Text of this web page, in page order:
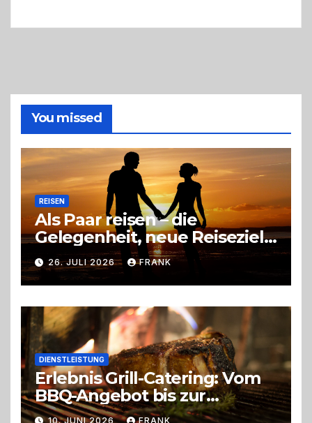
du
richtige
Entscheidung
You missed
REISEN
Als Paar reisen – die
Gelegenheit, neue Reiseziele
zu entdecken
26. JULI 2026 FRANK
DIENSTLEISTUNG
Erlebnis Grill-Catering: Vom
BBQ-Angebot bis zur
perfekten Eventorganisation
10. JUNI 2026 FRANK